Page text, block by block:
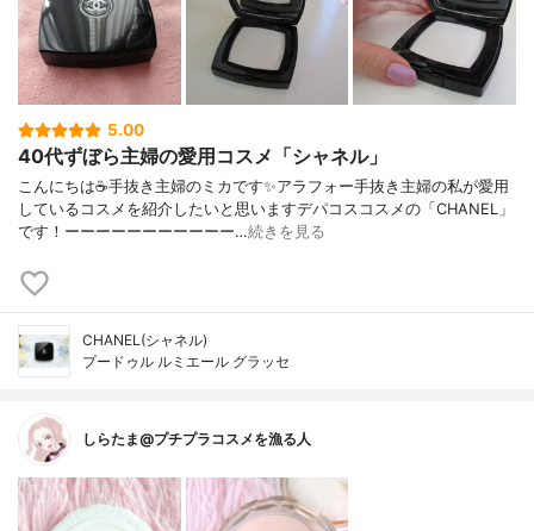
5.00
40代ずぼら主婦の愛用コスメ「シャネル」
こんにちは☕手抜き主婦のミカです✨アラフォー手抜き主婦の私が愛用
しているコスメを紹介したいと思いますデパコスコスメの「CHANEL」
です！ーーーーーーーーーーー…続きを見る
CHANEL(シャネル)
プードゥル ルミエール グラッセ
しらたま@プチプラコスメを漁る人